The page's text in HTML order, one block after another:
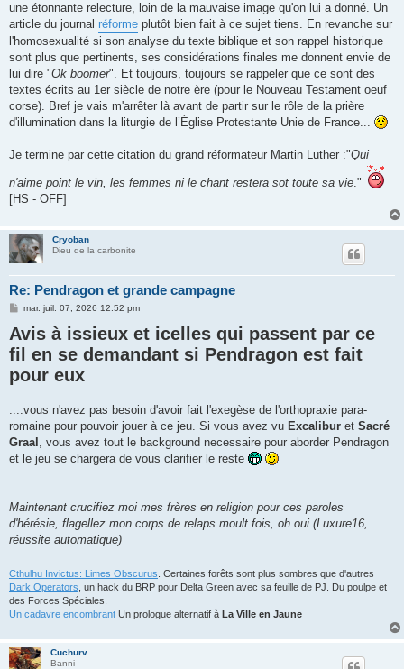
une étonnante relecture, loin de la mauvaise image qu'on lui a donné. Un
article du journal réforme plutôt bien fait à ce sujet tiens. En revanche sur
l'homosexualité si son analyse du texte biblique et son rappel historique
sont plus que pertinents, ses considérations finales me donnent envie de
lui dire "Ok boomer". Et toujours, toujours se rappeler que ce sont des
textes écrits au 1er siècle de notre ère (pour le Nouveau Testament oeuf
corse). Bref je vais m'arrêter là avant de partir sur le rôle de la prière
d'illumination dans la liturgie de l’Église Protestante Unie de France...
Je termine par cette citation du grand réformateur Martin Luther :"Qui
n'aime point le vin, les femmes ni le chant restera sot toute sa vie."
[HS - OFF]
Cryoban
Dieu de la carbonite
Re: Pendragon et grande campagne
M
s
s
a
g
e
mar. juil. 07, 2026 12:52 pm
Avis à issieux et icelles qui passent par ce
fil en se demandant si Pendragon est fait
pour eux
....vous n'avez pas besoin d'avoir fait l'exegèse de l'orthopraxie para-
romaine pour pouvoir jouer à ce jeu. Si vous avez vu Excalibur et Sacré
Graal
, vous avez tout le background necessaire pour aborder Pendragon
et le jeu se chargera de vous clarifier le reste
Maintenant crucifiez moi mes frères en religion pour ces paroles
d'hérésie, flagellez mon corps de relaps moult fois, oh oui (Luxure16,
réussite automatique)
Cthulhu Invictus: Limes Obscurus . Certaines forêts sont plus sombres que d'autres
Dark Operators , un hack du BRP pour Delta Green avec sa feuille de PJ. Du poulpe et
des Forces Spéciales.
Un cadavre encombrant Un prologue alternatif à La Ville en Jaune
Cuchurv
Banni